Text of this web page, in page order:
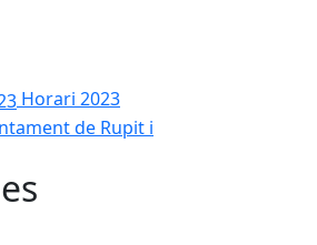
Horari 2023
de Rupit i